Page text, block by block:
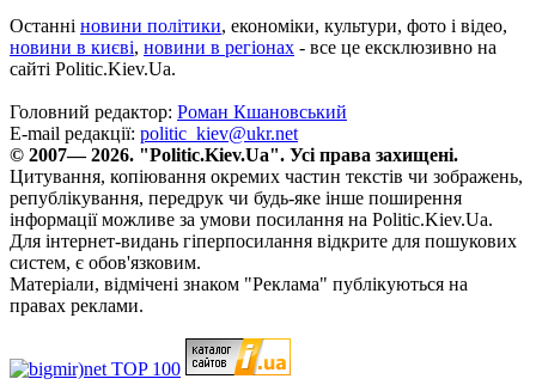
Останні новини політики, економіки, культури, фото і відео,
новини в києві, новини в регіонах - все це ексклюзивно на
сайті Politic.Kiev.Ua.
Головний редактор: Роман Кшановський
E-mail редакції: politic_kiev@ukr.net
© 2007— 2026. "Politic.Kiev.Ua". Усі права захищені.
Цитування, копіювання окремих частин текстів чи зображень,
републікування, передрук чи будь-яке інше поширення
інформації можливе за умови посилання на Politic.Kiev.Ua.
Для інтернет-видань гіперпосилання відкрите для пошукових
систем, є обов'язковим.
Матеріали, відмічені знаком "Реклама" публікуються на
правах реклами.